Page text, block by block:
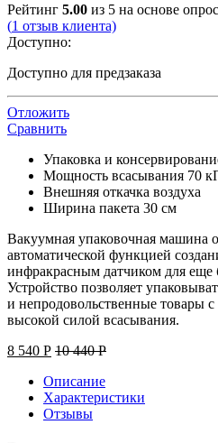
Рейтинг 5.00 из 5 на основе
(1 отзыв клиента)
Доступно:
Доступно для предзаказа
Отложить
Сравнить
Упаковка и
Мощность всасывания 70
Внешняя откачка воздуха
Ширина пакета 30 см
Вакуумная упаковочная машина
автоматической функцией
инфракрасным датчиком для еще
Устройство позволяет
и непродовольственные товары
высокой силой всасывания.
8 540 Р 10 440Р
Описание
Характеристики
Отзывы